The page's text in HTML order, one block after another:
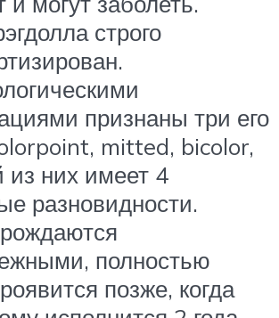
строго
признаны три его
mitted, bicolor,
из них имеет 4
разновидности.
полностью
позже, когда